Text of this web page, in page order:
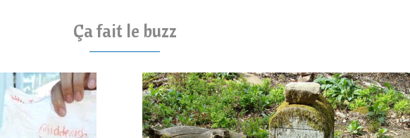
Ça fait le buzz